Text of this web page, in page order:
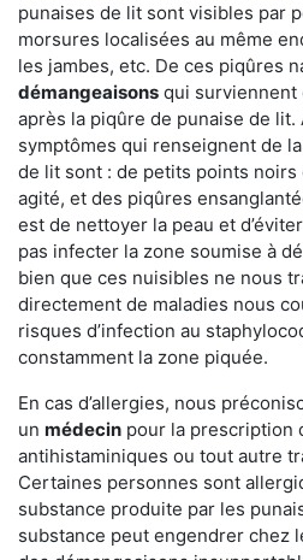
punaises de lit sont visibles par
morsures localisées au même
les jambes, etc. De ces piqûres
démangeaisons qui surviennent
après la piqûre de punaise de lit.
symptômes qui renseignent de
de lit sont : de petits points
agité, et des piqûres
est de nettoyer la peau et
pas infecter la zone soumise à
bien que ces nuisibles ne nous
directement de maladies nous
risques d’infection au
constamment la zone piquée.
En cas d’allergies, nous
un médecin pour la prescription
antihistaminiques ou tout autre
Certaines personnes sont
substance produite par les
substance peut engendrer chez